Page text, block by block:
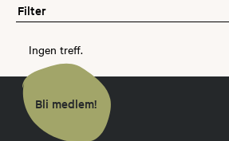
Filter
Ingen treff.
Bli medlem!